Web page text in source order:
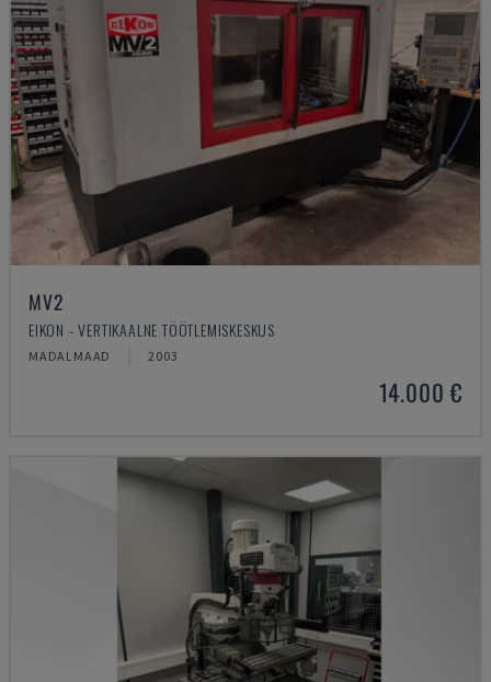
MV2
EIKON - VERTIKAALNE TÖÖTLEMISKESKUS
MADALMAAD 2003
14.000 €